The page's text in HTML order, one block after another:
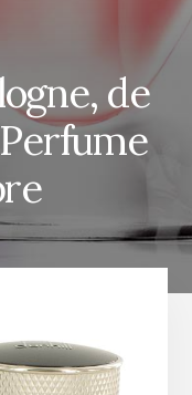
de